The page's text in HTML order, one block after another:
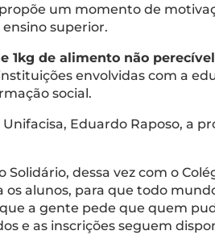
um momento de
superior.
1kg de alimento não perecível
envolvidas com a
social.
Eduardo Raposo, a
Solidário, dessa vez com o
alunos, para que todo
a gente pede que quem
e as inscrições seguem